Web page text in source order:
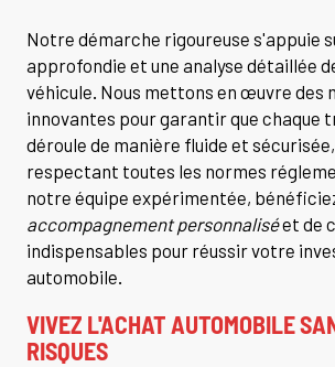
Notre démarche rigoureuse s'appuie
approfondie et une analyse détaillée
véhicule. Nous mettons en œuvre des
innovantes pour garantir que chaque
déroule de manière fluide et
respectant toutes les normes
notre équipe expérimentée,
accompagnement personnaliséet de
indispensables pour réussir votre
automobile.
VIVEZ L'ACHAT AUTOMOBILE
RISQUES